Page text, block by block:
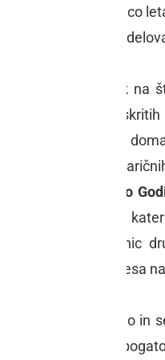
za kmetico
na Gorenjskem
velik poudarek na
Eden izmed
popestrijo tudi
in podobnih
Olgo
veliko znanja,
raven. Nekaj članic
ter predelavo mesa
leto udeležujejo
rade pripravljajo